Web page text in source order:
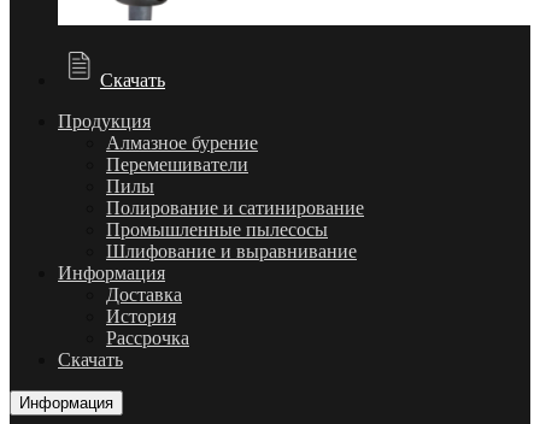
Скачать
Продукция
Алмазное бурение
Перемешиватели
Пилы
Полирование и сатинирование
Промышленные пылесосы
Шлифование и выравнивание
Информация
Доставка
История
Рассрочка
Скачать
Информация